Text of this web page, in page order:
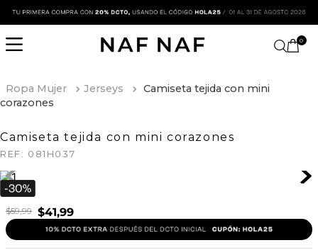
0
Ropa Mujer Jerseys
Camiseta tejida con mini
corazones
Camiseta tejida con mini corazones
REF: 081H037
$59,99 $41,99